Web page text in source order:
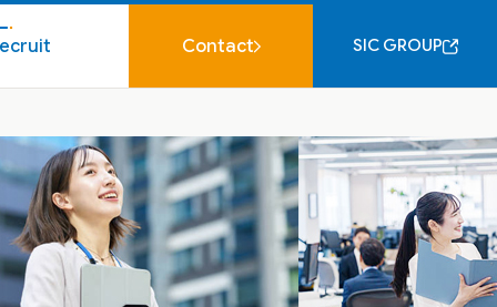
Contact SIC GROUP